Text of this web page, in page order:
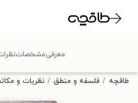
تخفیف از
طاقچه فلسفه و منطق نظریات و
معرفیمشخصات